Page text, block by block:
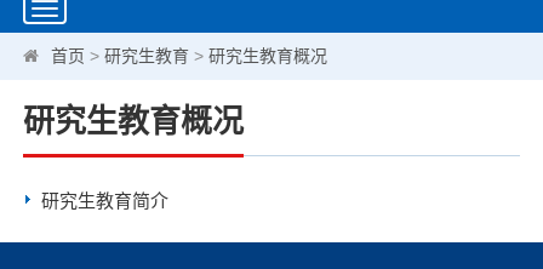
Toggle
navigation
首页 >研究生教育 >研究生教育概况
研究生教育概况
研究生教育简介